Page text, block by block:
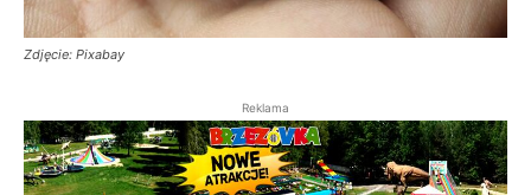
Zdjęcie: Pixabay
Reklama